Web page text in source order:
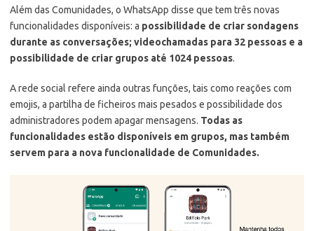
Além das Comunidades, o WhatsApp disse que tem três novas
funcionalidades disponíveis: a possibilidade de criar sondagens
durante as conversações; videochamadas para 32 pessoas e a
possibilidade de criar grupos até 1024 pessoas.
A rede social refere ainda outras funções, tais como reações com
emojis, a partilha de ficheiros mais pesados e possibilidade dos
administradores podem apagar mensagens. Todas as
funcionalidades estão disponíveis em grupos, mas também
servem para a nova funcionalidade de Comunidades.